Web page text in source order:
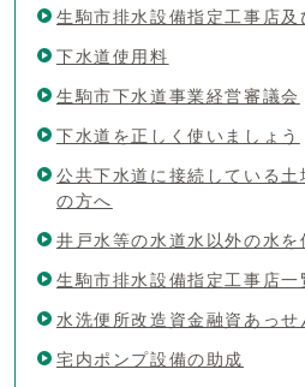
生駒市排水設備指定工事店
下水道使用料
生駒市下水道事業経営審議会
下水道を正しく使いましょう
公共下水道に接続している
の方へ
井戸水等の水道水以外の水
生駒市排水設備指定工事店一
水洗便所改造資金融資あっせ
宅内ポンプ設備の助成